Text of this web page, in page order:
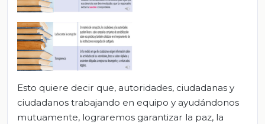
Esto quiere decir que, autoridades, ciudadanas y
ciudadanos trabajando en equipo y ayudándonos
mutuamente, lograremos garantizar la paz, la